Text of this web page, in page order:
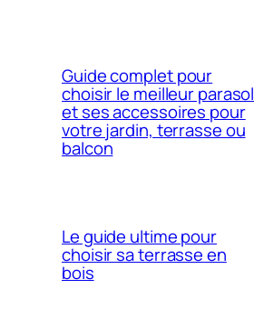
Guide complet pour
choisir le meilleur parasol
et ses accessoires pour
votre jardin, terrasse ou
balcon
Le guide ultime pour
choisir sa terrasse en
bois